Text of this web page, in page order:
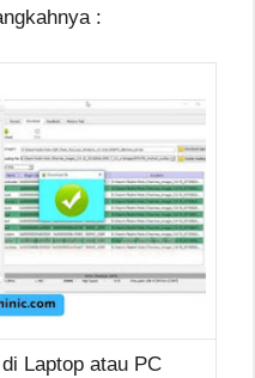
:
Laptop atau PC